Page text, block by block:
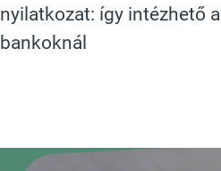
nyilatkozat: így intézhető a
bankoknál